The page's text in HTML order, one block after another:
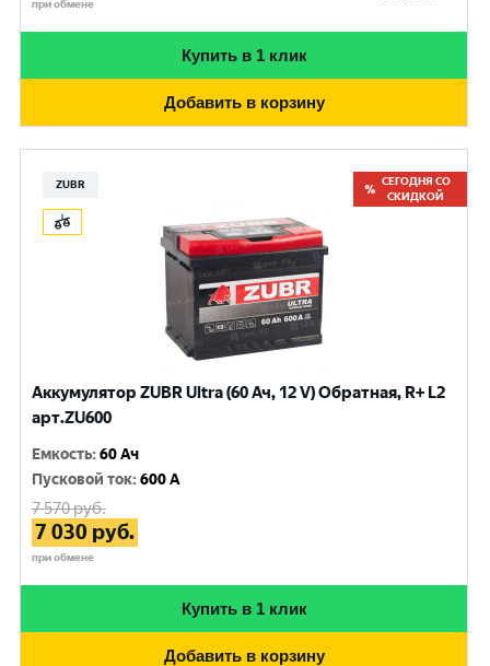
при обмене
Купить в 1 клик
Добавить в корзину
ZUBR
СЕГОДНЯ СО
СКИДКОЙ
Аккумулятор ZUBR Ultra (60 Ач, 12 V) Обратная, R+ L2
арт.ZU600
Емкость:60 Ач
Пусковой ток:600 A
7 570руб.
7 030 руб.
при обмене
Купить в 1 клик
Добавить в корзину